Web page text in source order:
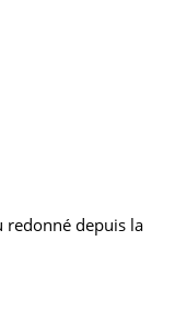
redonné depuis la